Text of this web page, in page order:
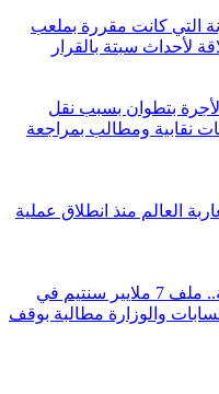
التي كانت مقررة بملعب
لأحداث سبتة بالقرار
بتطوان بسبب نقل
نقابية ومطالب بمراجعة
من مغاربة العالم منذ انطلاق عملية
توتر لا ينتهي داخل ENCG طنجة.. ملف 7 ملايير سنتيم في
والوزارة مطالبة بوقف